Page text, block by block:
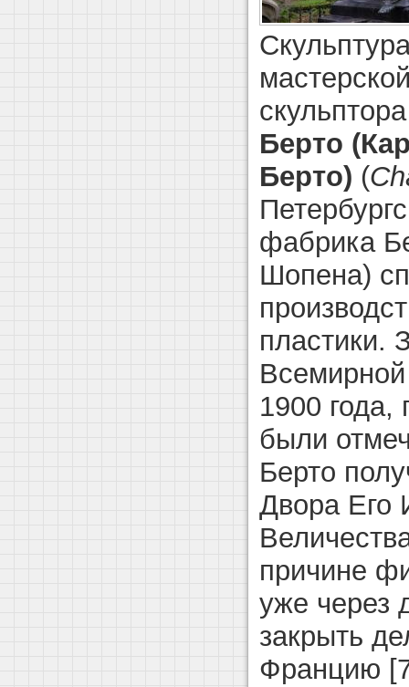
Берто
Берто) (
фабрика
Шопена)
пластики.
1900 года,
были
Берто
Двора Его
причине
уже через
закрыть
Францию